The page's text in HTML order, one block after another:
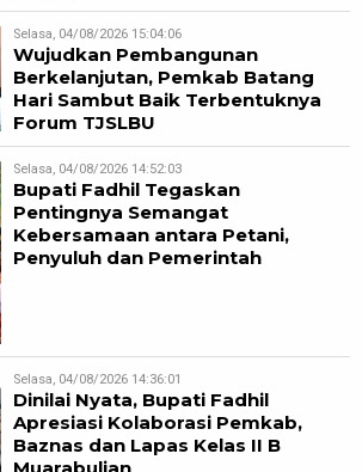
Selasa, 04/08/2026 15:04:06
Wujudkan Pembangunan
Berkelanjutan, Pemkab Batang
Hari Sambut Baik Terbentuknya
Forum TJSLBU
Selasa, 04/08/2026 14:52:03
Bupati Fadhil Tegaskan
Pentingnya Semangat
Kebersamaan antara Petani,
Penyuluh dan Pemerintah
Selasa, 04/08/2026 14:36:01
Dinilai Nyata, Bupati Fadhil
Apresiasi Kolaborasi Pemkab,
Baznas dan Lapas Kelas II B